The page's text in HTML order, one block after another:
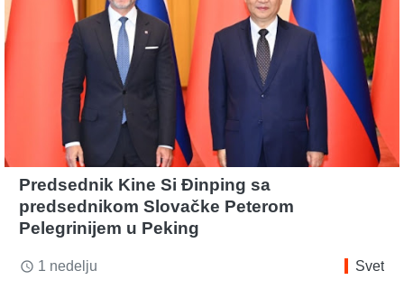
Predsednik Kine Si Đinping sa
predsednikom Slovačke Peterom
Pelegrinijem u Peking
access_time 1 nedelju Svet